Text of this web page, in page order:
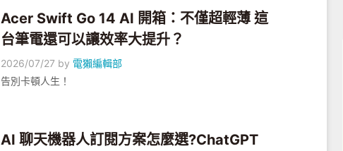
Acer Swift Go 14 AI 開箱：不僅超輕薄 這
台筆電還可以讓效率大提升？
2026/07/27 by 電獺編輯部
告別卡頓人生！
AI 聊天機器人訂閱方案怎麼選?ChatGPT